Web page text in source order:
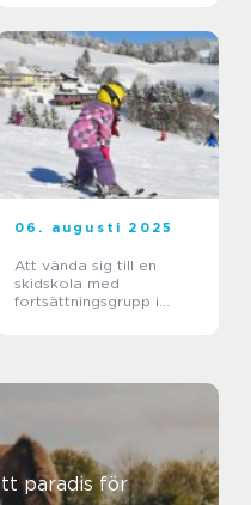
06. augusti 2025
Att vända sig till en
skidskola med
fortsättningsgrupp i
paradis för